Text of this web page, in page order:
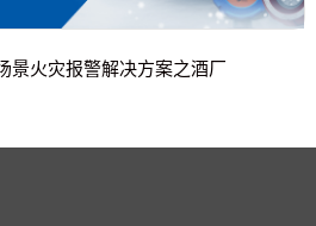
景火灾报警解决方案之酒厂